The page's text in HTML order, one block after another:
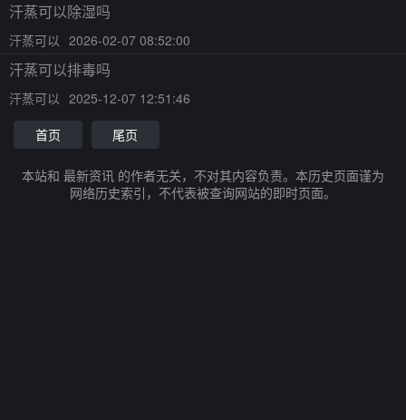
汗蒸可以除湿吗
汗蒸可以 2026-02-07 08:52:00
汗蒸可以排毒吗
汗蒸可以 2025-12-07 12:51:46
首页
尾页
本站和 最新资讯 的作者无关，不对其内容负责。本历史页面谨为
网络历史索引，不代表被查询网站的即时页面。